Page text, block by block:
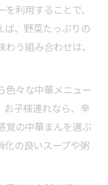
利用することで、
ば、野菜たっぷりの
う組み合わせは、
色々な中華メニュー
お子様連れなら、辛
覚の中華まんを選ぶ
化の良いスープや粥